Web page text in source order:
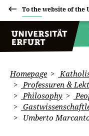
To the website of
Homepage
Professuren &
Philosophy
Umberto